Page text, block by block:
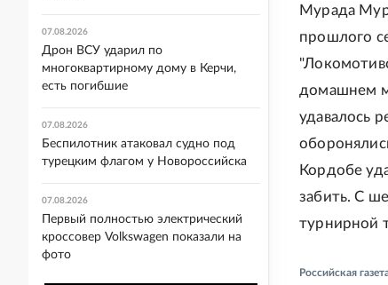
Мурада
прошлого
домашнем
удавалось
Кордобе
забить. С
турнирной
Российская
07.08.2026
Дрон ВСУ ударил по
многоквартирному дому в Керчи,
есть погибшие
07.08.2026
Беспилотник атаковал судно под
турецким флагом у Новороссийска
07.08.2026
Первый полностью электрический
кроссовер Volkswagen показали на
фото